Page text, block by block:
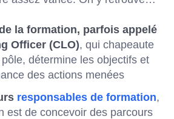
la formation, parfois appelé
Officer (CLO), qui chapeaute
pôle, détermine les objectifs et
des actions menées
responsables de formation,
est de concevoir des parcours